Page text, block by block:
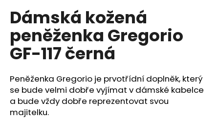
Dámská kožená
peněženka Gregorio
GF-117 černá
Peněženka Gregorio je prvotřídní doplněk, který
se bude velmi dobře vyjímat v dámské kabelce
a bude vždy dobře reprezentovat svou
majitelku.
D
o
p
o
r
č
u
j
e